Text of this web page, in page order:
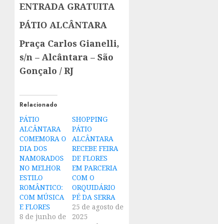
ENTRADA GRATUITA
PÁTIO ALCÂNTARA
Praça Carlos Gianelli,
s/n – Alcântara – São
Gonçalo / RJ
Relacionado
PÁTIO
ALCÂNTARA
COMEMORA O
DIA DOS
NAMORADOS
NO MELHOR
ESTILO
ROMÂNTICO:
COM MÚSICA
E FLORES
8 de junho de
SHOPPING
PÁTIO
ALCÂNTARA
RECEBE FEIRA
DE FLORES
EM PARCERIA
COM O
ORQUIDÁRIO
PÉ DA SERRA
25 de agosto de
2025